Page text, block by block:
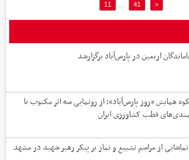
11
41 <
اربعین در پارس‌آباد برگزارشد
همایش «روز پارس‌آباد»؛ از رونمایی سه اثر مکتوب تا
قطب کشاورزی ایران